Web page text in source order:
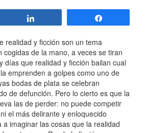
realidad y ficción son un tema
cogidas de la mano, a veces se tiran
días que realidad y ficción bailan cual
emprenden a golpes como uno de
bodas de plata se celebran
de defunción. Pero lo cierto es que la
las de perder: no puede competir
el más delirante y enloquecido
imaginar las cosas que la realidad